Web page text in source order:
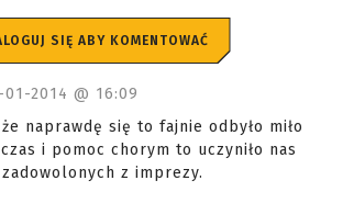
SIĘ ABY KOMENTOWAĆ
01-2014 @ 16:09
naprawdę się to fajnie odbyło miło
i pomoc chorym to uczyniło nas
z imprezy.